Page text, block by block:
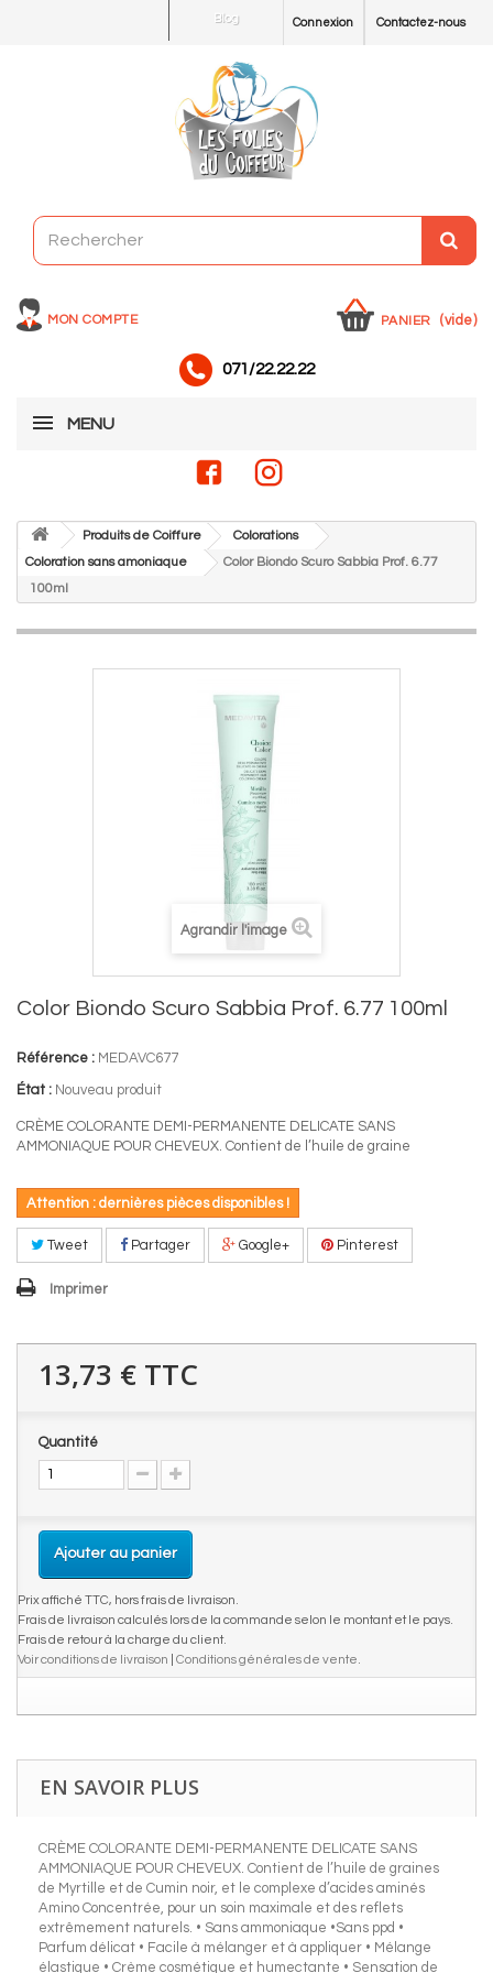
Contactez-nous
Connexion
Blog
MON COMPTE PANIER (vide)
071/22.22.22
MENU
Produits de Coiffure
Colorations
Coloration sans amoniaque
Color Biondo Scuro Sabbia Prof. 6.77
100ml
Agrandir l'image
Color Biondo Scuro Sabbia Prof. 6.77 100ml
Référence : MEDAVC677
État : Nouveau produit
CRÈME COLORANTE DEMI-PERMANENTE DELICATE SANS
AMMONIAQUE POUR CHEVEUX. Contient de l’huile de graine
Attention : dernières pièces disponibles !
Tweet Partager Google+ Pinterest
Imprimer
13,73 € TTC
Quantité
Ajouter au panier
Prix affiché TTC, hors frais de livraison.
Frais de livraison calculés lors de la commande selon le montant et le pays.
Frais de retour à la charge du client.
Voir conditions de livraison
Conditions générales de vente
EN SAVOIR PLUS
CRÈME COLORANTE DEMI-PERMANENTE DELICATE SANS
AMMONIAQUE POUR CHEVEUX. Contient de l’huile de graines
de Myrtille et de Cumin noir, et le complexe d’acides aminés
Amino Concentrée, pour un soin maximale et des reflets
extrêmement naturels. • Sans ammoniaque •Sans ppd •
Parfum délicat • Facile à mélanger et à appliquer • Mélange
élastique • Crème cosmétique et humectante • Sensation de